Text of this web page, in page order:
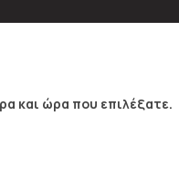
και ώρα που επιλέξατε.